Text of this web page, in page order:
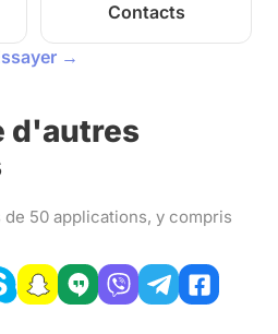
Contacts
→
d'autres
50 applications, y compris